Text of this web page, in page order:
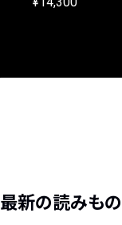
最新の読みもの